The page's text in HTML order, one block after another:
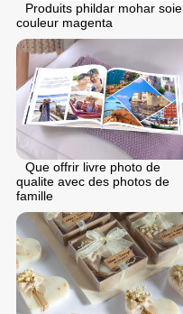
Produits phildar mohar soie
couleur magenta
Que offrir livre photo de
qualite avec des photos de
famille